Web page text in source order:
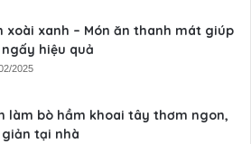
xoài xanh – Món ăn thanh mát giúp
hiệu quả
2025
làm bò hầm khoai tây thơm ngon,
tại nhà